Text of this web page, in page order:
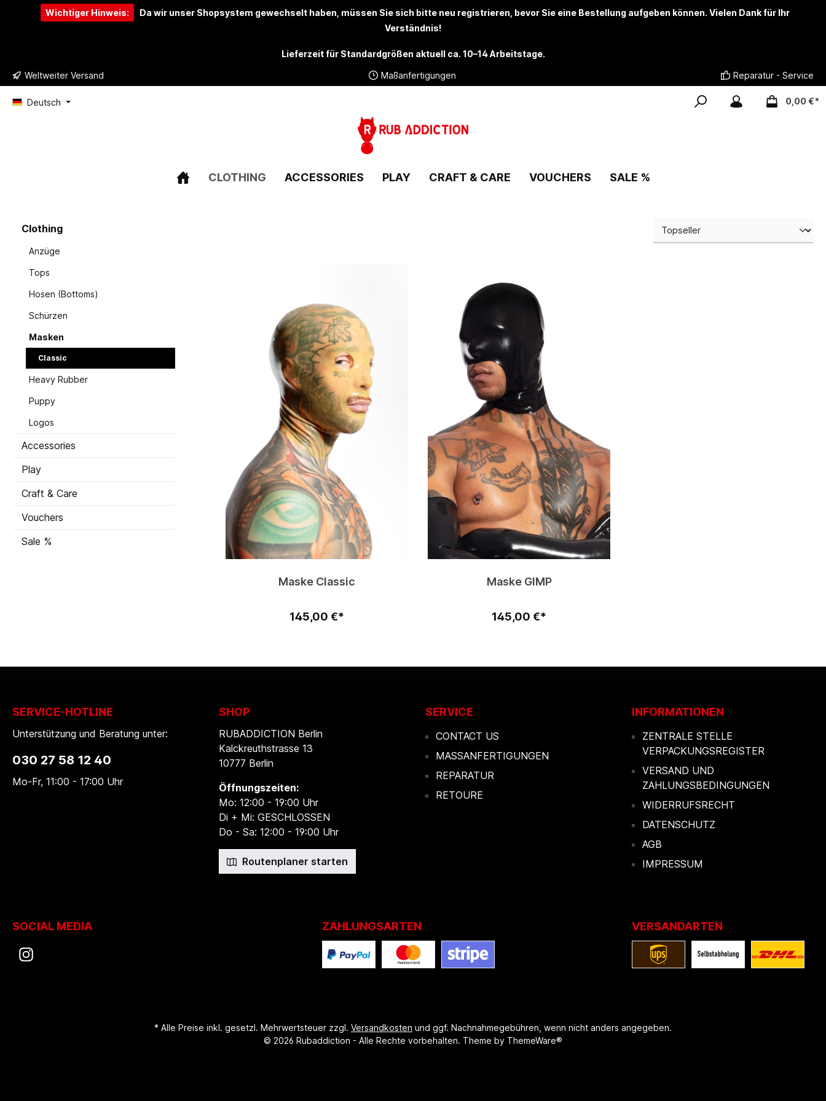
springen Zur Hauptnavigation springen
Wichtiger Hinweis: Da wir unser Shopsystem gewechselt haben, müssen Sie sich bitte neu registrieren , bevor Sie eine Bestellung aufgeben können. Vielen Dank für Ihr
Verständnis!
Lieferzeit für Standardgrößen aktuell ca. 10–14 Arbeitstage.
Weltweiter Versand Maßanfertigungen Reparatur - Service
Deutsch 0,00 €*
CLOTHING ACCESSORIES PLAY CRAFT & CARE VOUCHERS SALE %
Clothing
Anzüge
Tops
Hosen (Bottoms)
Schürzen
Masken
Classic
Heavy Rubber
Puppy
Logos
Accessories
Play
Craft & Care
Vouchers
Sale %
Maske Classic
145,00 €*
Maske GIMP
145,00 €*
SHOP
RUBADDICTION Berlin
Kalckreuthstrasse 13
10777 Berlin
Öffnungszeiten:
Mo: 12:00 - 19:00 Uhr
Di + Mi: GESCHLOSSEN
Do - Sa: 12:00 - 19:00 Uhr
Routenplaner starten
SERVICE
CONTACT US
MASSANFERTIGUNGEN
REPARATUR
RETOURE
INFORMATIONEN
ZENTRALE STELLE
VERPACKUNGSREGISTER
VERSAND UND
ZAHLUNGSBEDINGUNGEN
WIDERRUFSRECHT
DATENSCHUTZ
AGB
IMPRESSUM
SERVICE-HOTLINE
Unterstützung und Beratung unter:
030 27 58 12 40
Mo-Fr, 11:00 - 17:00 Uhr
SOCIAL MEDIA ZAHLUNGSARTEN VERSANDARTEN
* Alle Preise inkl. gesetzl. Mehrwertsteuer zzgl. Versandkosten und ggf. Nachnahmegebühren, wenn nicht anders angegeben.
© 2026 Rubaddiction - Alle Rechte vorbehalten. Theme by ThemeWare®